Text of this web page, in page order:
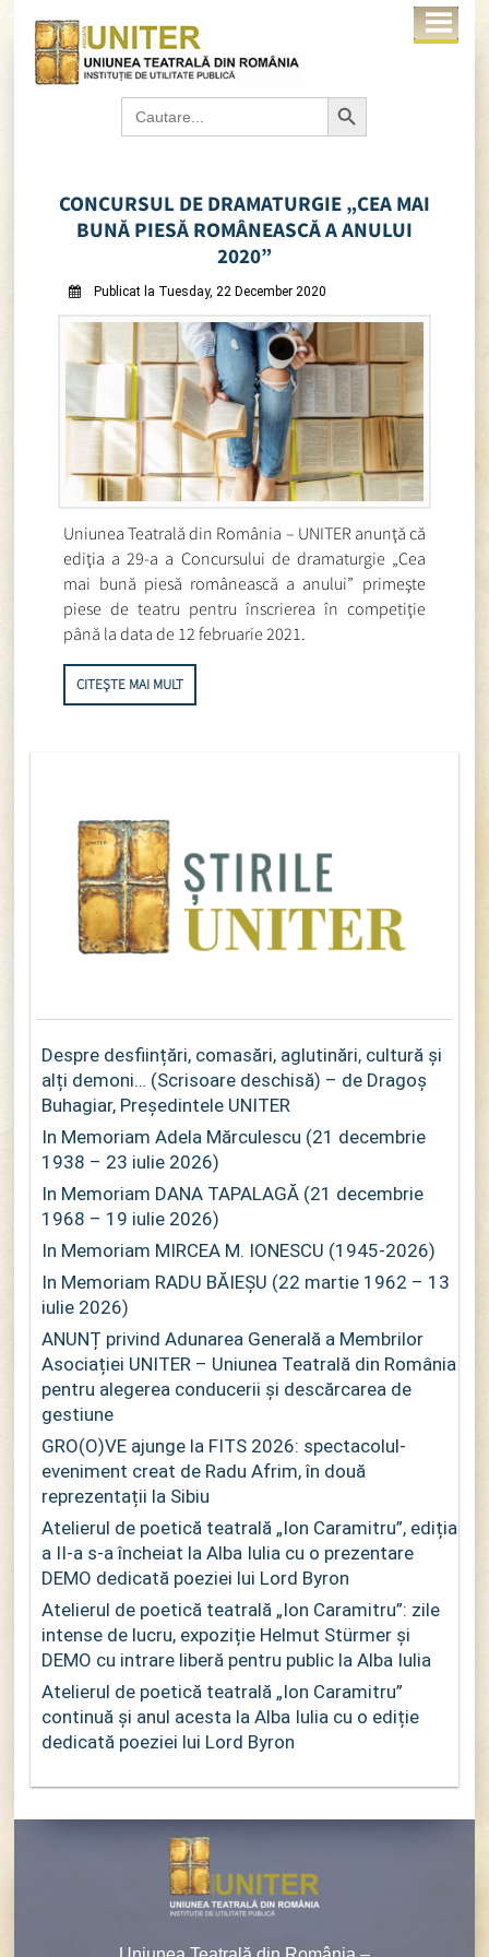
Search
for:
Search Button
CONCURSUL DE DRAMATURGIE „CEA MAI
BUNĂ PIESĂ ROMÂNEASCĂ A ANULUI
2020”
Publicat la Tuesday, 22 December 2020
Uniunea Teatrală din România – UNITER anunţă că
ediţia a 29-a a Concursului de dramaturgie „Cea
mai bună piesă românească a anului” primeşte
piese de teatru pentru înscrierea în competiţie
până la data de 12 februarie 2021.
CITEȘTE MAI MULT
Despre desființări, comasări, aglutinări, cultură și
alți demoni… (Scrisoare deschisă) – de Dragoș
Buhagiar, Președintele UNITER
In Memoriam Adela Mărculescu (21 decembrie
1938 – 23 iulie 2026)
In Memoriam DANA TAPALAGĂ (21 decembrie
1968 – 19 iulie 2026)
In Memoriam MIRCEA M. IONESCU (1945-2026)
In Memoriam RADU BĂIEȘU (22 martie 1962 – 13
iulie 2026)
ANUNȚ privind Adunarea Generală a Membrilor
Asociației UNITER – Uniunea Teatrală din România
pentru alegerea conducerii și descărcarea de
gestiune
GRO(O)VE ajunge la FITS 2026: spectacolul-
eveniment creat de Radu Afrim, în două
reprezentații la Sibiu
Atelierul de poetică teatrală „Ion Caramitru”, ediția
a II-a s-a încheiat la Alba Iulia cu o prezentare
DEMO dedicată poeziei lui Lord Byron
Atelierul de poetică teatrală „Ion Caramitru”: zile
intense de lucru, expoziție Helmut Stürmer și
DEMO cu intrare liberă pentru public la Alba Iulia
Atelierul de poetică teatrală „Ion Caramitru”
continuă și anul acesta la Alba Iulia cu o ediție
dedicată poeziei lui Lord Byron